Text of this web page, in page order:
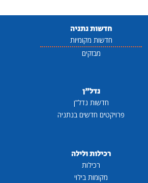
חדשות נתניה
חדשות מקומיות
מבזקים
נדל"ן
חדשות נדל"ן
פרויקטים חדשים בנתניה
רכילות ולילה
רכילות
מקומות בילוי